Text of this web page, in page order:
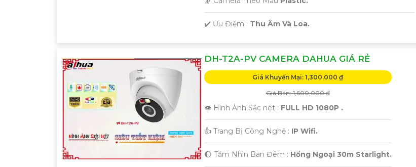
️✔️ Ưu Điểm : Thu Âm Và Loa.
DH-T2A-PV CAMERA DAHUA GIÁ RẺ
Giá Khuyến Mại: 1,300,000 ₫
Giá Bán: 1,600,000 ₫
👁 Hình Ảnh Sắc nét : FULL HD 1080P .
👍 Trang Bị Công Nghệ : IP Wifi.
🌔 Tầm Nhìn Ban Đêm : Hồng Ngoại 30m Starlight.